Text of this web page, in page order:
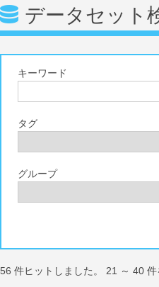
データセット
キーワード
タグ
グループ
56 件ヒットしました。 21 ～ 40 件